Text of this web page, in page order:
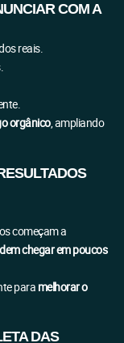
COM A
reais.
orgânico, ampliando
começam a
chegar em poucos
para melhorar o
DAS